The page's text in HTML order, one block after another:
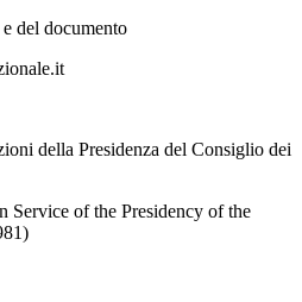
del documento
della Presidenza del Consiglio dei
Service of the Presidency of the